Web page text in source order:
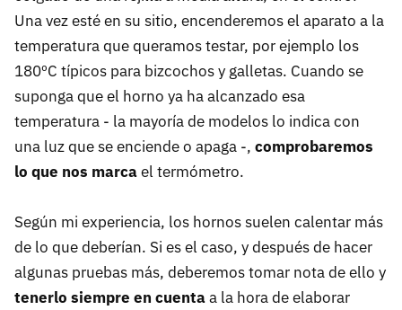
Una vez esté en su sitio, encenderemos el aparato a la
temperatura que queramos testar, por ejemplo los
180ºC típicos para bizcochos y galletas. Cuando se
suponga que el horno ya ha alcanzado esa
temperatura - la mayoría de modelos lo indica con
una luz que se enciende o apaga -, comprobaremos
lo que nos marcael termómetro.
Según mi experiencia, los hornos suelen calentar más
de lo que deberían. Si es el caso, y después de hacer
algunas pruebas más, deberemos tomar nota de ello y
tenerlo siempre en cuentaa la hora de elaborar